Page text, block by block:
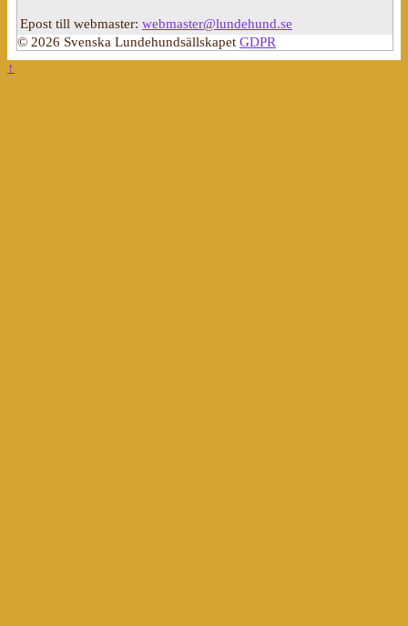
Epost till webmaster: webmaster@lundehund.se
© 2026 Svenska Lundehundsällskapet GDPR
↑